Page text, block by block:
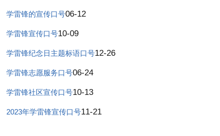
学雷锋的宣传口号06-12
学雷锋宣传口号10-09
学雷锋纪念日主题标语口号12-26
学雷锋志愿服务口号06-24
学雷锋社区宣传口号10-13
2023年学雷锋宣传口号11-21